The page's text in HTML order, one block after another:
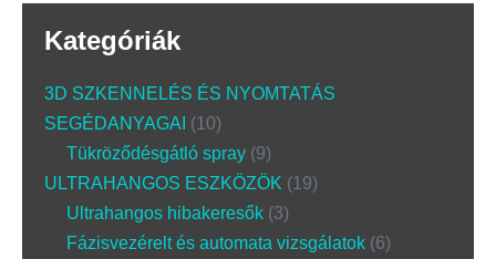
Kategóriák
3D SZKENNELÉS ÉS NYOMTATÁS
SEGÉDANYAGAI
10
Tükröződésgátló spray 9
ULTRAHANGOS ESZKÖZÖK
19
Ultrahangos hibakeresők 3
Fázisvezérelt és automata vizsgálatok 6